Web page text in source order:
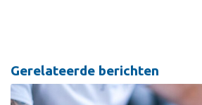
Gerelateerde berichten